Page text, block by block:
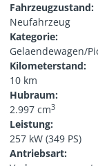
Fahrzeugzustand:
Neufahrzeug
Kategorie:
Gelaendewagen/
Kilometerstand:
10 km
Hubraum:
2.997 cm3
Leistung:
257 kW (349 PS)
Antriebsart: